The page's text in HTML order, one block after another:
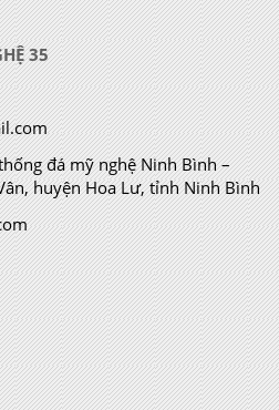
35
đá mỹ nghệ Ninh Bình –
huyện Hoa Lư, tỉnh Ninh Bình